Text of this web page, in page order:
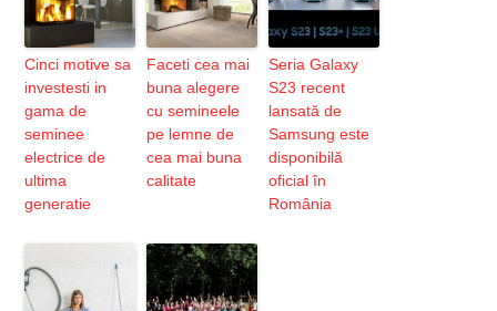
Cinci motive sa
investesti in
gama de
seminee
electrice de
ultima
generatie
Faceti cea mai
buna alegere
cu semineele
pe lemne de
cea mai buna
calitate
Seria Galaxy
S23 recent
lansată de
Samsung este
disponibilă
oficial în
România